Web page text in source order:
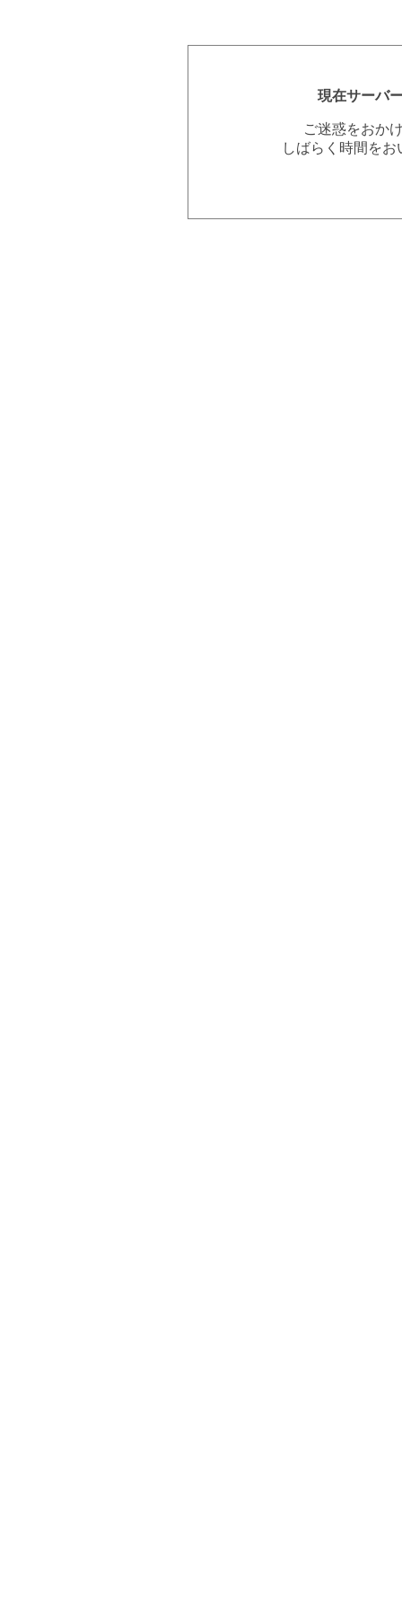
現在サーバ
ご迷惑をおか
しばらく時間を